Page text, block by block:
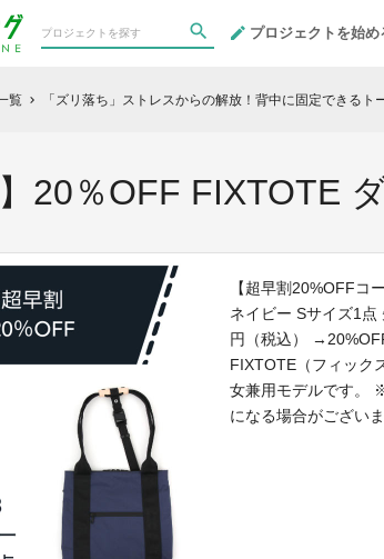
プロジェクトを始め
覧 chevron_right 「ズリ落ち」ストレスからの解放！背中に固定できる
】20％OFF FIXTOTE
【超早割20%OFFコ
ネイビー Sサイズ1
円（税込）
FIXTOTE（フィック
女兼用モデルです。
になる場合がございま